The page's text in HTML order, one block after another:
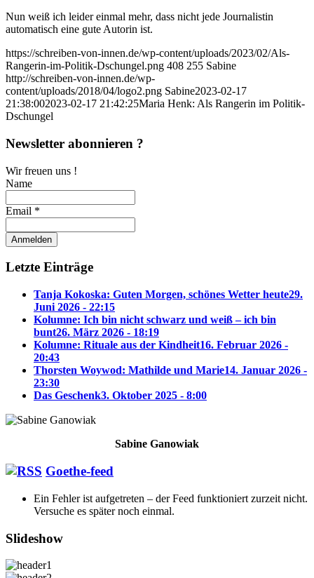
Nun weiß ich leider einmal mehr, dass nicht jede Journalistin
automatisch eine gute Autorin ist.
https://schreiben-von-innen.de/wp-content/uploads/2023/02/Als-
Rangerin-im-Politik-Dschungel.png 408 255 Sabine
http://schreiben-von-innen.de/wp-
content/uploads/2018/04/logo2.png Sabine2023-02-17
21:38:002023-02-17 21:42:25Maria Henk: Als Rangerin im Politik-
Dschungel
Newsletter abonnieren ?
Wir freuen uns !
Name
Email *
Letzte Einträge
Tanja Kokoska: Guten Morgen, schönes Wetter heute29.
Juni 2026 - 22:15
Kolumne: Ich bin nicht schwarz und weiß – ich bin
bunt26. März 2026 - 18:19
Kolumne: Rituale aus der Kindheit16. Februar 2026 -
20:43
Thorsten Woywod: Mathilde und Marie14. Januar 2026 -
23:30
Das Geschenk3. Oktober 2025 - 8:00
Sabine Ganowiak
Goethe-feed
Ein Fehler ist aufgetreten – der Feed funktioniert zurzeit nicht.
Versuche es später noch einmal.
Slideshow